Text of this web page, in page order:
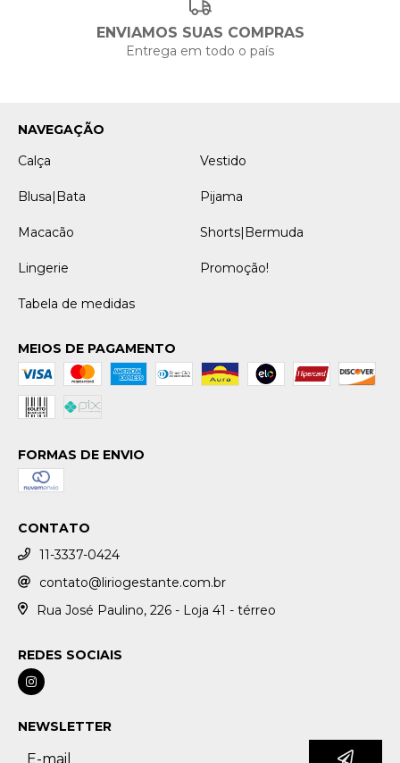
ENVIAMOS SUAS COMPRAS
Entrega em todo o país
NAVEGAÇÃO
Calça
Vestido
Blusa|Bata Pijama
Macacão Shorts|Bermuda
Lingerie Promoção!
Tabela de medidas
MEIOS DE PAGAMENTO
FORMAS DE ENVIO
CONTATO
11-3337-0424
contato@liriogestante.com.br
Rua José Paulino, 226 - Loja 41 - térreo
REDES SOCIAIS
NEWSLETTER